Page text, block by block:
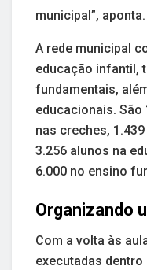
municipal”, aponta.
A rede municipal
educação infantil,
fundamentais,
educacionais.
nas creches,
3.256 alunos na
6.000 no ensino
Organizando
Com a volta às
executadas